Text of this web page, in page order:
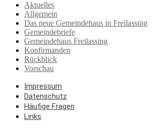
Aktuelles
Allgemein
Das neue Gemeindehaus in Freilassing
Gemeindebriefe
Gemeindehaus Freilassing
Konfirmanden
Rückblick
Vorschau
Impressum
Datenschutz
Häufige Fragen
Links